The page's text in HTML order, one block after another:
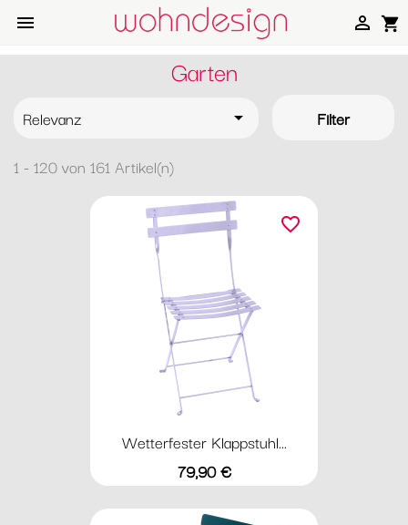
 shopping_cart

Garten
Relevanz 
Filter
1 - 120 von 161 Artikel(n)
Wetterfester Klappstuhl...
Preis
79,90 €
favorite_border